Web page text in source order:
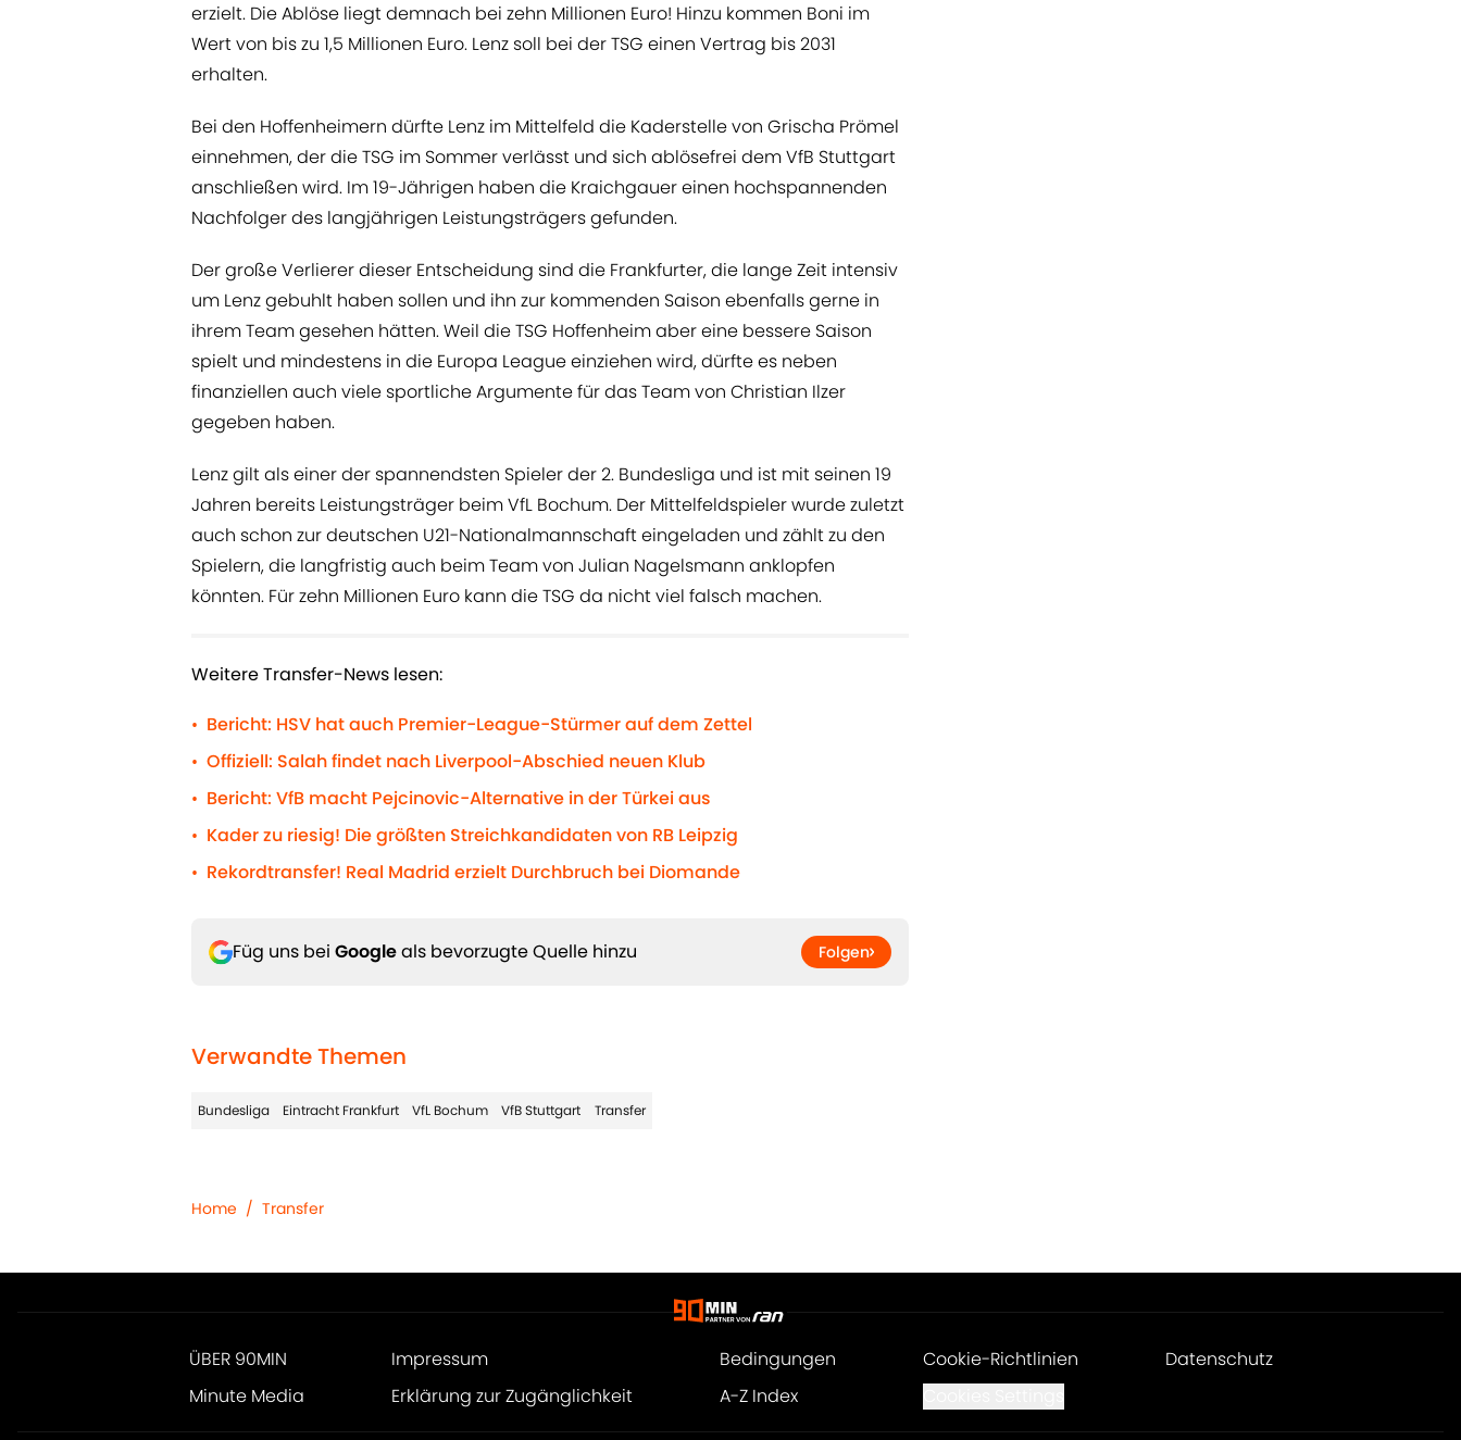
erzielt. Die Ablöse liegt demnach bei zehn Millionen Euro! Hinzu kommen Boni im
Wert von bis zu 1,5 Millionen Euro. Lenz soll bei der TSG einen Vertrag bis 2031
erhalten.
Bei den Hoffenheimern dürfte Lenz im Mittelfeld die Kaderstelle von Grischa Prömel
einnehmen, der die TSG im Sommer verlässt und sich ablösefrei dem VfB Stuttgart
anschließen wird. Im 19-Jährigen haben die Kraichgauer einen hochspannenden
Nachfolger des langjährigen Leistungsträgers gefunden.
Der große Verlierer dieser Entscheidung sind die Frankfurter, die lange Zeit intensiv
um Lenz gebuhlt haben sollen und ihn zur kommenden Saison ebenfalls gerne in
ihrem Team gesehen hätten. Weil die TSG Hoffenheim aber eine bessere Saison
spielt und mindestens in die Europa League einziehen wird, dürfte es neben
finanziellen auch viele sportliche Argumente für das Team von Christian Ilzer
gegeben haben.
Lenz gilt als einer der spannendsten Spieler der 2. Bundesliga und ist mit seinen 19
Jahren bereits Leistungsträger beim VfL Bochum. Der Mittelfeldspieler wurde zuletzt
auch schon zur deutschen U21-Nationalmannschaft eingeladen und zählt zu den
Spielern, die langfristig auch beim Team von Julian Nagelsmann anklopfen
könnten. Für zehn Millionen Euro kann die TSG da nicht viel falsch machen.
Weitere Transfer-News lesen:
• Bericht: HSV hat auch Premier-League-Stürmer auf dem Zettel
• Offiziell: Salah findet nach Liverpool-Abschied neuen Klub
• Bericht: VfB macht Pejcinovic-Alternative in der Türkei aus
• Kader zu riesig! Die größten Streichkandidaten von RB Leipzig
• Rekordtransfer! Real Madrid erzielt Durchbruch bei Diomande
Füg uns bei Googleals bevorzugte Quelle hinzu Folgen
Verwandte Themen
Bundesliga Eintracht Frankfurt VfL Bochum VfB Stuttgart Transfer
Home / Transfer
ÜBER 90MIN Impressum Bedingungen Cookie-Richtlinien
Datenschutz
Minute Media
Erklärung zur Zugänglichkeit A-Z Index